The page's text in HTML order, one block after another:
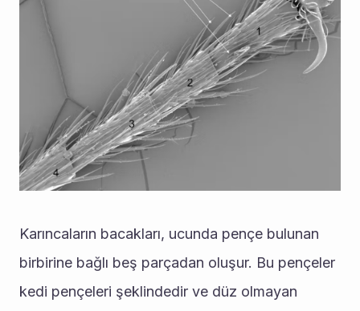
Karıncaların bacakları, ucunda pençe bulunan
birbirine bağlı beş parçadan oluşur. Bu pençeler
kedi pençeleri şeklindedir ve düz olmayan